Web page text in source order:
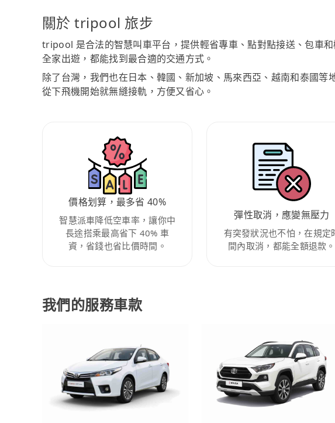
關於 tripool 旅步
tripool 是合法的智慧叫車平台，提供輕省專車、點對點接送、包車
全家出遊，都能找到最合適的交通方式。
除了台灣，我們也在日本、韓國、新加坡、馬來西亞、越南和泰國等
從下飛機開始就無縫接軌，方便又省心。
價格划算，最多省 40%
智慧派車降低空車率，讓你中
長途搭乘最高省下 40% 車
資，省錢也省比價時間。
彈性取消，應變無壓力
有突發狀況也不怕，在規定
間內取消，都能全額退款。
我們的服務車款